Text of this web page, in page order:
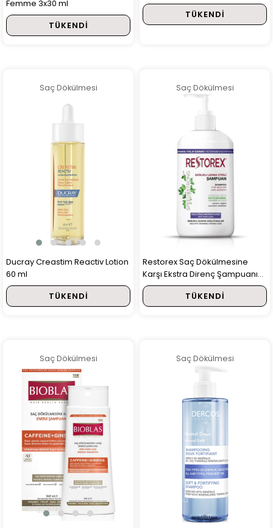
Femme 3x30 ml
TÜKENDI
TÜKENDI
Saç Dökülmesi
Ducray Creastim Reactiv Lotion
60 ml
TÜKENDI
Saç Dökülmesi
Restorex Saç Dökülmesine
Karşı Ekstra Direnç Şampuanı
1000 ml
TÜKENDI
Saç Dökülmesi Saç Dökülmesi